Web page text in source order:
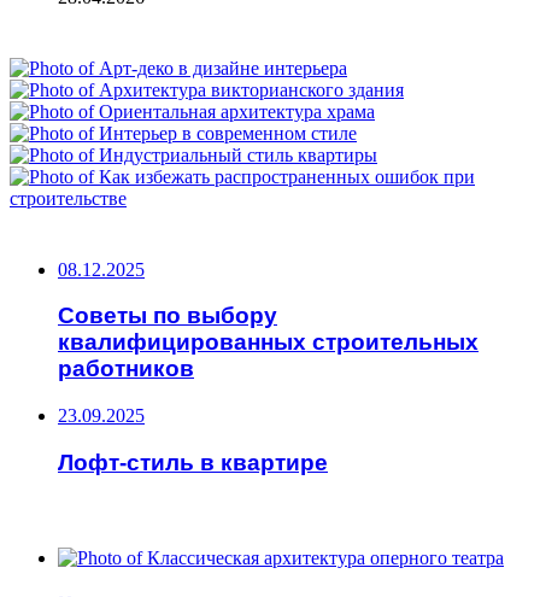
08.12.2025
Советы по выбору
квалифицированных строительных
работников
23.09.2025
Лофт-стиль в квартире